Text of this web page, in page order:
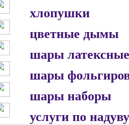
хлопушки
цветные дымы
шары латексные
шары
шары наборы
услуги по надуву